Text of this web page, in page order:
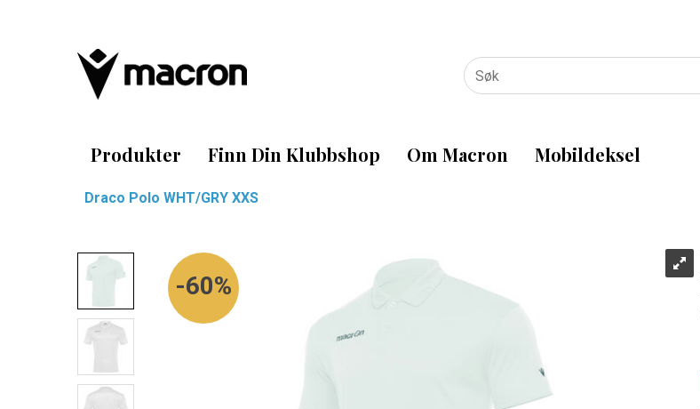
Produkter Finn Din Klubbshop Om Macron Mobildeksel
Draco Polo WHT/GRY XXS
60%